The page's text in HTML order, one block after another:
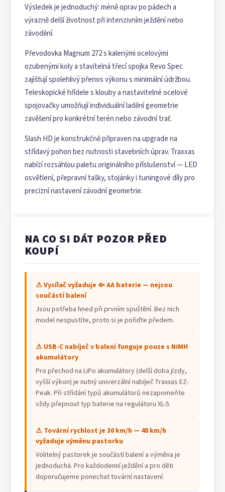
Výsledek je jednoduchý: méně oprav po pádech a
výrazně delší životnost při intenzivním ježdění nebo
závodění.
Převodovka Magnum 272 s kalenými ocelovými
ozubenými koly a stavitelná třecí spojka Revo Spec
zajišťují spolehlivý přenos výkonu s minimální údržbou.
Teleskopické hřídele s klouby a nastavitelné ocelové
spojovačky umožňují individuální ladění geometrie
zavěšení pro konkrétní terén nebo závodní trať.
Slash HD je konstrukčně připraven na upgrade na
střídavý pohon bez nutnosti stavebních úprav. Traxxas
nabízí rozsáhlou paletu originálního příslušenství — LED
osvětlení, přepravní tašky, stojánky i tuningové díly pro
precizní nastavení závodní geometrie.
NA CO SI DÁT POZOR PŘED
KOUPÍ
⚠ Vysílač vyžaduje 4× AA baterie — nejsou
součástí balení
Jsou potřeba hned při prvním spuštění. Bez nich
model nespustíte, proto si je pořiďte předem.
⚠ USB-C nabíječ v balení funguje pouze s NiMH
akumulátory
Pro přechod na LiPo akumulátory (delší doba jízdy,
vyšší výkon) je nutný univerzální nabíječ Traxxas EZ-
Peak. Při střídání typů akumulátorů nezapomeňte
vždy přepnout typ baterie na regulátoru XL-5.
⚠ Tovární rychlost je 30 km/h — 48 km/h
vyžaduje výměnu pastorku
Volitelný pastorek je součástí balení a výměna je
jednoduchá. Pro každodenní ježdění a pro děti
doporučujeme ponechat tovární nastavení.